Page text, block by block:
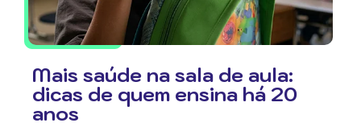
Mais saúde na sala de aula:
dicas de quem ensina há 20
anos